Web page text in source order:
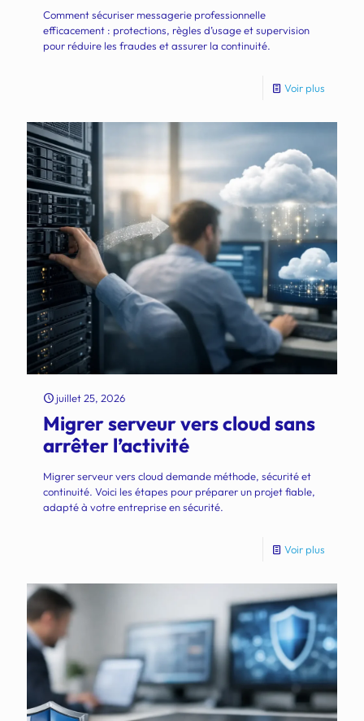
Comment sécuriser messagerie professionnelle
efficacement : protections, règles d’usage et supervision
pour réduire les fraudes et assurer la continuité.
Voir plus
juillet 25, 2026
Migrer serveur vers cloud sans
arrêter l’activité
Migrer serveur vers cloud demande méthode, sécurité et
continuité. Voici les étapes pour préparer un projet fiable,
adapté à votre entreprise en sécurité.
Voir plus